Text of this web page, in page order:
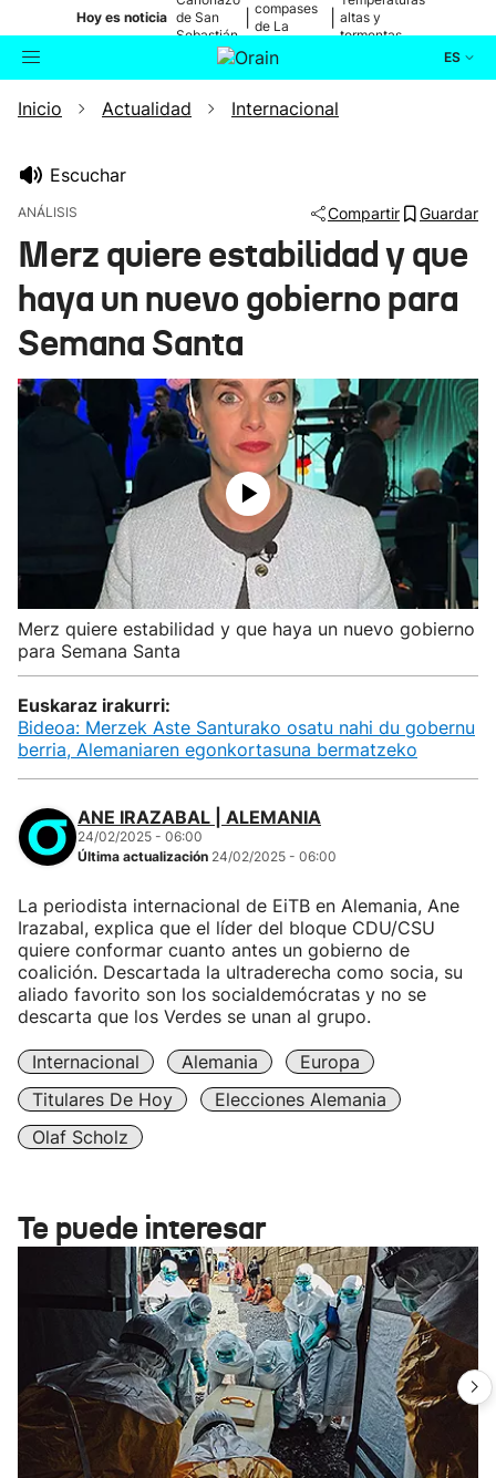
Hoy es noticia de San
Sebastián
compases
de La
altas y
tormentas
ES
Buscador Actualidad
Ikusmiran
Eguraldia
Inicio Actualidad Internacional
Escuchar
ANÁLISIS Compartir Guardar
Merz quiere estabilidad y que
haya un nuevo gobierno para
Semana Santa
Merz quiere estabilidad y que haya un nuevo gobierno
para Semana Santa
Euskaraz irakurri:
Bideoa: Merzek Aste Santurako osatu nahi du gobernu
berria, Alemaniaren egonkortasuna bermatzeko
ANE IRAZABAL | ALEMANIA
24/02/2025 - 06:00
Última actualización 24/02/2025 - 06:00
La periodista internacional de EiTB en Alemania, Ane
Irazabal, explica que el líder del bloque CDU/CSU
quiere conformar cuanto antes un gobierno de
coalición. Descartada la ultraderecha como socia, su
aliado favorito son los socialdemócratas y no se
descarta que los Verdes se unan al grupo.
Internacional Alemania
Europa
Titulares De Hoy
Elecciones Alemania
Olaf Scholz
Te puede interesar